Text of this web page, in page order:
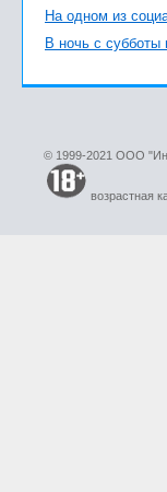
На одном из
В ночь с субботы
© 1999-2021 ООО
возрастная